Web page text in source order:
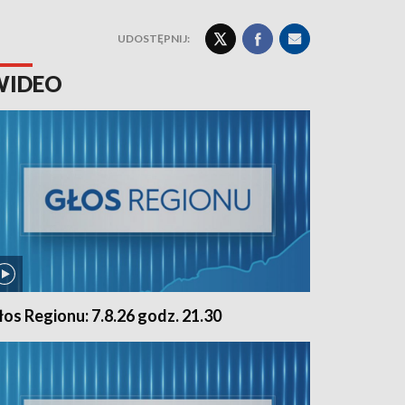
UDOSTĘPNIJ:
Regionu: 7.8.26 godz. 21.30